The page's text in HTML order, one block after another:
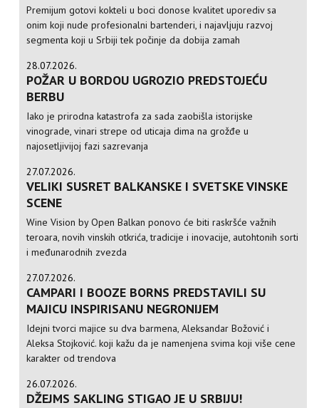
Premijum gotovi kokteli u boci donose kvalitet uporediv sa
onim koji nude profesionalni bartenderi, i najavljuju razvoj
segmenta koji u Srbiji tek počinje da dobija zamah
28.07.2026.
POŽAR U BORDOU UGROZIO PREDSTOJEĆU
BERBU
Iako je prirodna katastrofa za sada zaobišla istorijske
vinograde, vinari strepe od uticaja dima na grožđe u
najosetljivijoj fazi sazrevanja
27.07.2026.
VELIKI SUSRET BALKANSKE I SVETSKE VINSKE
SCENE
Wine Vision by Open Balkan ponovo će biti raskršće važnih
teroara, novih vinskih otkrića, tradicije i inovacije, autohtonih sorti
i međunarodnih zvezda
27.07.2026.
CAMPARI I BOOZE BORNS PREDSTAVILI SU
MAJICU INSPIRISANU NEGRONIJEM
Idejni tvorci majice su dva barmena, Aleksandar Božović i
Aleksa Stojković. koji kažu da je namenjena svima koji više cene
karakter od trendova
26.07.2026.
DŽEJMS SAKLING STIGAO JE U SRBIJU!